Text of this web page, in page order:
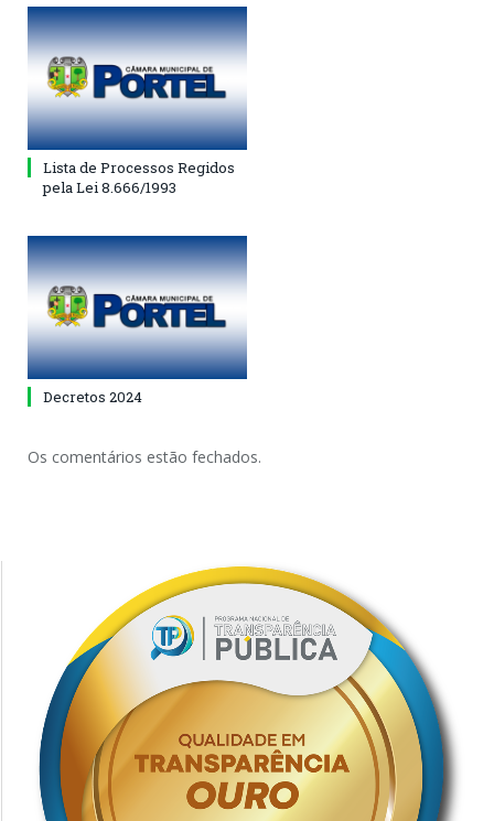
Lista de Processos Regidos
pela Lei 8.666/1993
Decretos 2024
Os comentários estão fechados.